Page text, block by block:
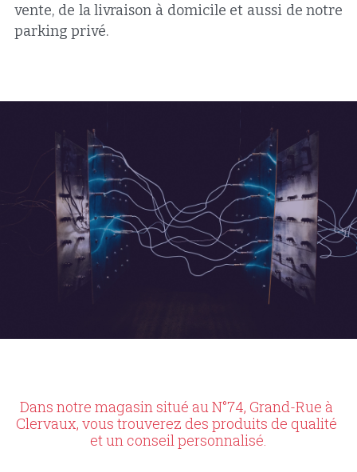
vente, de la livraison à domicile et aussi de notre
parking privé.
Dans notre magasin situé au N°74, Grand-Rue à
Clervaux, vous trouverez des produits de qualité
et un conseil personnalisé.